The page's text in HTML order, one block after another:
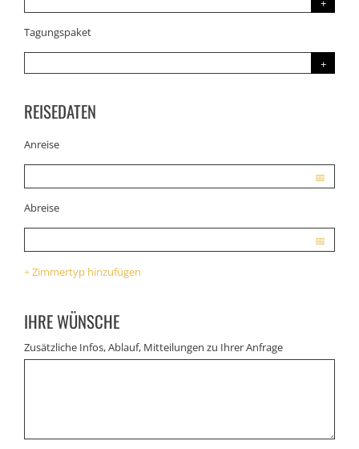
Tagungspaket
REISEDATEN
Anreise
Abreise
+ Zimmertyp hinzufügen
IHRE WÜNSCHE
Zusätzliche Infos, Ablauf, Mitteilungen zu Ihrer Anfrage